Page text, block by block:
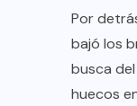
Por
bajó los
busca
huecos